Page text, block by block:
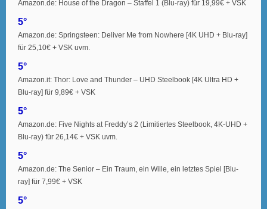
Amazon.de: House of the Dragon – Staffel 1 (Blu-ray) für 19,99€ + VSK
5°
Amazon.de: Springsteen: Deliver Me from Nowhere [4K UHD + Blu-ray]
für 25,10€ + VSK uvm.
5°
Amazon.it: Thor: Love and Thunder – UHD Steelbook [4K Ultra HD +
Blu-ray] für 9,89€ + VSK
5°
Amazon.de: Five Nights at Freddy’s 2 (Limitiertes Steelbook, 4K-UHD +
Blu-ray) für 26,14€ + VSK uvm.
5°
Amazon.de: The Senior – Ein Traum, ein Wille, ein letztes Spiel [Blu-
ray] für 7,99€ + VSK
5°